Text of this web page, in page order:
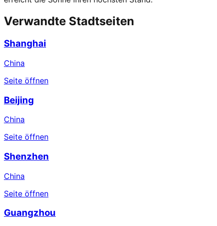
Verwandte Stadtseiten
Shanghai
China
Seite öffnen
Beijing
China
Seite öffnen
Shenzhen
China
Seite öffnen
Guangzhou